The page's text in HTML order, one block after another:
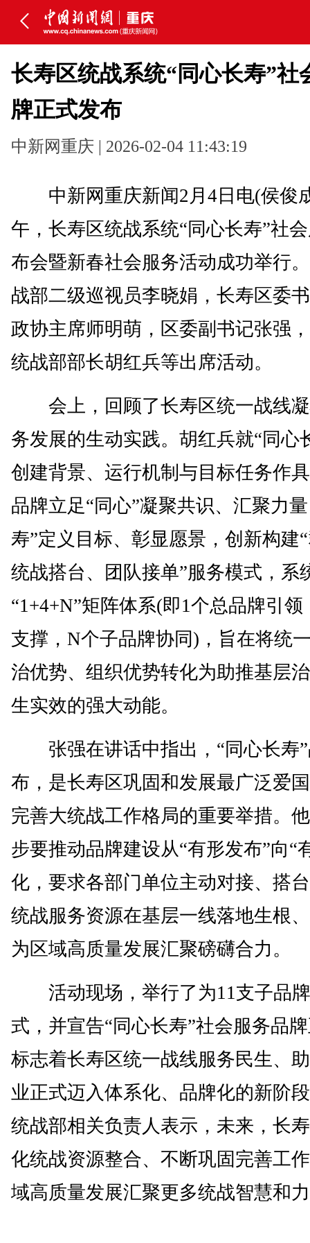
长寿区统战系统“同心长寿”社
牌正式发布
中新网重庆 | 2026-02-04 11:43:19
中新网重庆新闻2月4日电(侯俊
午，长寿区统战系统“同心长寿”社
布会暨新春社会服务活动成功举行
战部二级巡视员李晓娟，长寿区委
政协主席师明萌，区委副书记张强
统战部部长胡红兵等出席活动。
会上，回顾了长寿区统一战线凝
务发展的生动实践。胡红兵就“同心
创建背景、运行机制与目标任务作
品牌立足“同心”凝聚共识、汇聚力
寿”定义目标、彰显愿景，创新构建
统战搭台、团队接单”服务模式，系
“1+4+N”矩阵体系(即1个总品牌引领
支撑，N个子品牌协同)，旨在将统
治优势、组织优势转化为助推基层
生实效的强大动能。
张强在讲话中指出，“同心长寿”
布，是长寿区巩固和发展最广泛爱
完善大统战工作格局的重要举措。
步要推动品牌建设从“有形发布”向“
化，要求各部门单位主动对接、搭
统战服务资源在基层一线落地生根
为区域高质量发展汇聚磅礴合力。
活动现场，举行了为11支子品牌
式，并宣告“同心长寿”社会服务品
标志着长寿区统一战线服务民生、
业正式迈入体系化、品牌化的新阶
统战部相关负责人表示，未来，长
化统战资源整合、不断巩固完善工
域高质量发展汇聚更多统战智慧和